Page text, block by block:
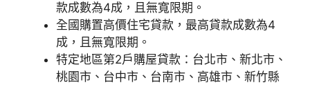
款成數為4成，且無寬限期。
全國購置高價住宅貸款，最高貸款成數為4
成，且無寬限期。
特定地區第2戶購屋貸款：台北市、新北市、
桃園市、台中市、台南市、高雄市、新竹縣